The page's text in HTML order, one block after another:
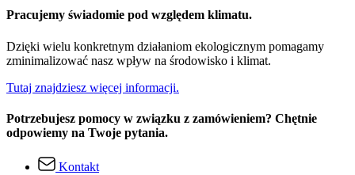
Pracujemy świadomie pod względem klimatu.
Dzięki wielu konkretnym działaniom ekologicznym pomagamy
zminimalizować nasz wpływ na środowisko i klimat.
Tutaj znajdziesz więcej informacji.
Potrzebujesz pomocy w związku z zamówieniem? Chętnie
odpowiemy na Twoje pytania.
Kontakt